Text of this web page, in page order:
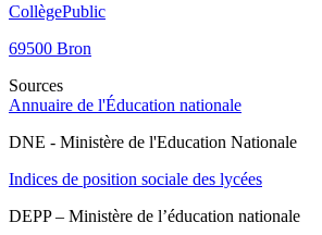
CollègePublic
69500 Bron
Sources
Annuaire de l'Éducation nationale
DNE - Ministère de l'Education Nationale
Indices de position sociale des lycées
DEPP – Ministère de l’éducation nationale